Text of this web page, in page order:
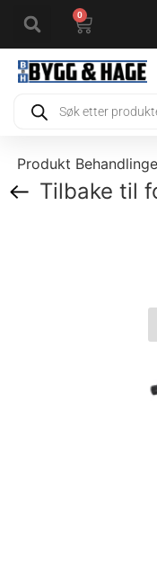
0
Produkt
Tilbake til